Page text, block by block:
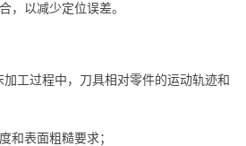
，以减少定位误差。
工过程中，刀具相对零件的运动轨迹和
和表面粗糙要求；